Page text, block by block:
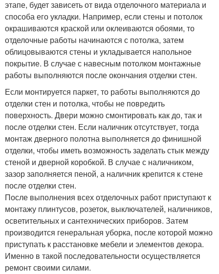
этапе, будет зависеть от вида отделочного материала и
способа его укладки. Например, если стены и потолок
окрашиваются краской или оклеиваются обоями, то
отделочные работы начинаются с потолка, затем
облицовываются стены и укладывается напольное
покрытие. В случае с навесным потолком монтажные
работы выполняются после окончания отделки стен.
Если монтируется паркет, то работы выполняются до
отделки стен и потолка, чтобы не повредить
поверхность. Двери можно смонтировать как до, так и
после отделки стен. Если наличник отсутствует, тогда
монтаж дверного полотна выполняется до финишной
отделки, чтобы иметь возможность заделать стык между
стеной и дверной коробкой. В случае с наличником,
зазор заполняется пеной, а наличник крепится к стене
после отделки стен.
После выполнения всех отделочных работ приступают к
монтажу плинтусов, розеток, выключателей, наличников,
осветительных и сантехнических приборов. Затем
производится генеральная уборка, после которой можно
приступать к расстановке мебели и элементов декора.
Именно в такой последовательности осуществляется
ремонт своими силами.